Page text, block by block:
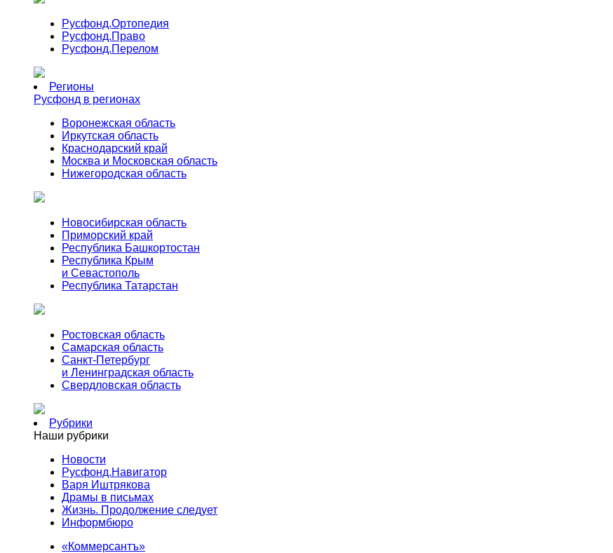
Русфонд.Ортопедия
Русфонд.Право
Русфонд.Перелом
Регионы
Русфонд в регионах
Воронежская область
Иркутская область
Краснодарский край
Москва и Московская область
Нижегородская область
Новосибирская область
Приморский край
Республика Башкортостан
Республика Крым
и Севастополь
Республика Татарстан
Ростовская область
Самарская область
Санкт-Петербург
и Ленинградская область
Свердловская область
Рубрики
Наши рубрики
Новости
Русфонд.Навигатор
Варя Иштрякова
Драмы в письмах
Жизнь. Продолжение следует
Информбюро
«Коммерсантъ»